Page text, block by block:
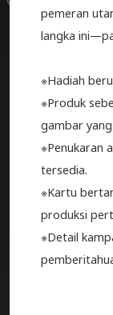
pemeran
langka
※Hadiah
※Produk
gambar
※Penukaran
tersedia.
※Kartu
produksi
※Detail